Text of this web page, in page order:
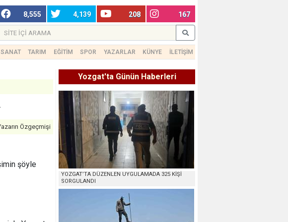
8,555 4,139 208 167
SANAT TARIM EĞİTİM SPOR YAZARLAR KÜNYE İLETİŞİM
Özgeçmişi
şöyle
Yozgat'ta Günün Haberleri
YOZGAT’TA DÜZENLEN UYGULAMADA 325 KİŞİ
SORGULANDI